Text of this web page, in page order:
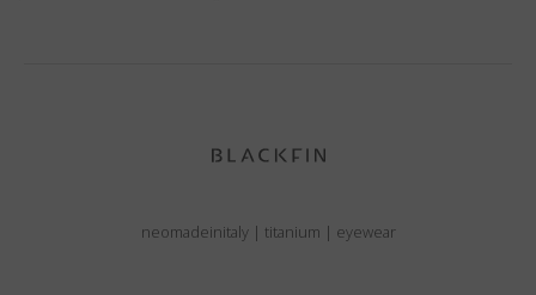
neomadeinitaly | titanium | eyewear